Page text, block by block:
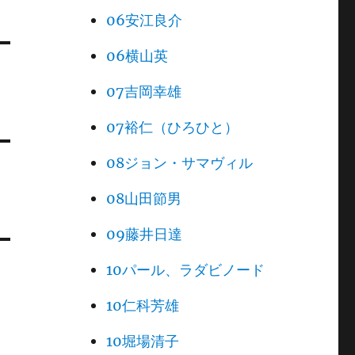
06安江良介
06横山英
07吉岡幸雄
07裕仁（ひろひと）
08ジョン・サマヴィル
08山田節男
09藤井日達
10パール、ラダビノード
10仁科芳雄
10堀場清子